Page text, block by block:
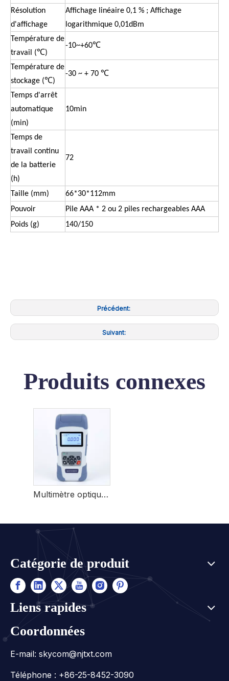
Résolution
d'affichage
Affichage linéaire 0,1 % ; Affichage
logarithmique 0,01dBm
Température de
travail (℃)
-10~+60℃
Température de
stockage (℃)
-30 ~ + 70 ℃
Temps d'arrêt
automatique
(min)
10min
Temps de
travail continu
de la batterie
(h)
72
Taille (mm)
66*30*112mm
Pouvoir
Pile AAA * 2 ou 2 piles rechargeables AAA
Poids (g)
140/150
Précédent:
Suivant:
Produits connexes
Multimètre optique de compteur de puissance optique SKYCOM TOP360
Catégorie de produit
Liens rapides
Coordonnées
E-mail: skycom@njtxt.com
Téléphone : +86-25-8452-3090